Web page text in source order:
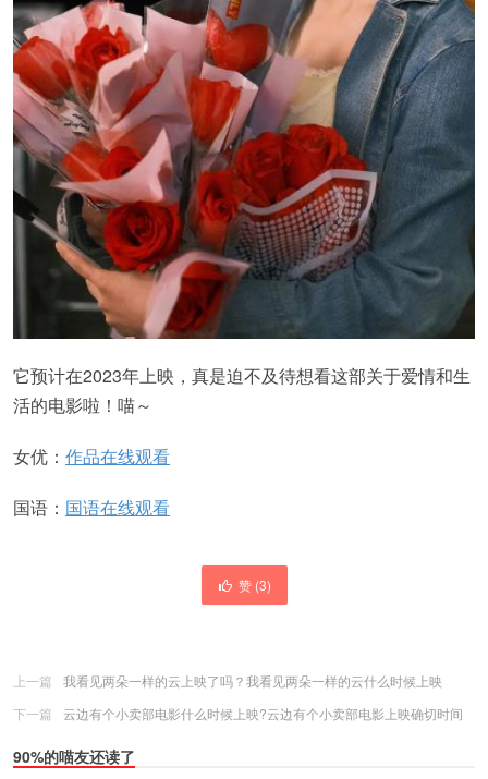
它预计在2023年上映，真是迫不及待想看这部关于爱情和生
活的电影啦！喵～
女优： 作品在线观看
国语： 国语在线观看
赞 (3)
上一篇
我看见两朵一样的云上映了吗？我看见两朵一样的云什么时候上映
下一篇
云边有个小卖部电影什么时候上映?云边有个小卖部电影上映确切时间
90%的喵友还读了